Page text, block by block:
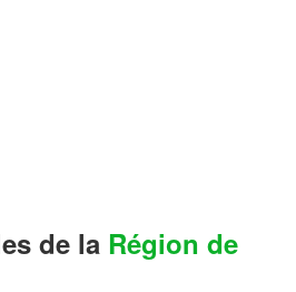
de la Région de